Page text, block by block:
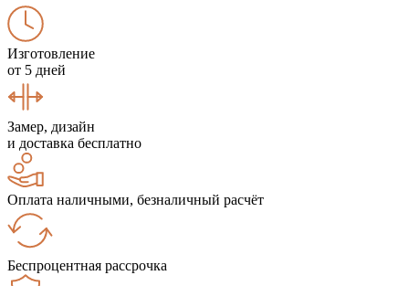
Изготовление
от 5 дней
Замер, дизайн
и доставка бесплатно
Оплата наличными, безналичный расчёт
Беспроцентная рассрочка